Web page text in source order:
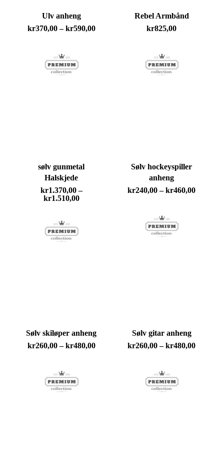
Ulv anheng
kr370,00 – kr590,00Prisområde:
Rebel Armbånd
kr825,00
sølv gunmetal
Halskjede
kr1.370,00 –
kr1.510,00Prisområde:
Sølv hockeyspiller
anheng
kr240,00 – kr460,00
Sølv skiløper anheng
kr260,00 – kr480,00Prisområde:
Sølv gitar anheng
kr260,00 – kr480,00